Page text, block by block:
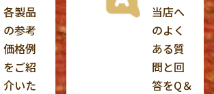
各製品
の参考
価格例
をご紹
介いた
当店へ
のよく
ある質
問と回
答をQ＆